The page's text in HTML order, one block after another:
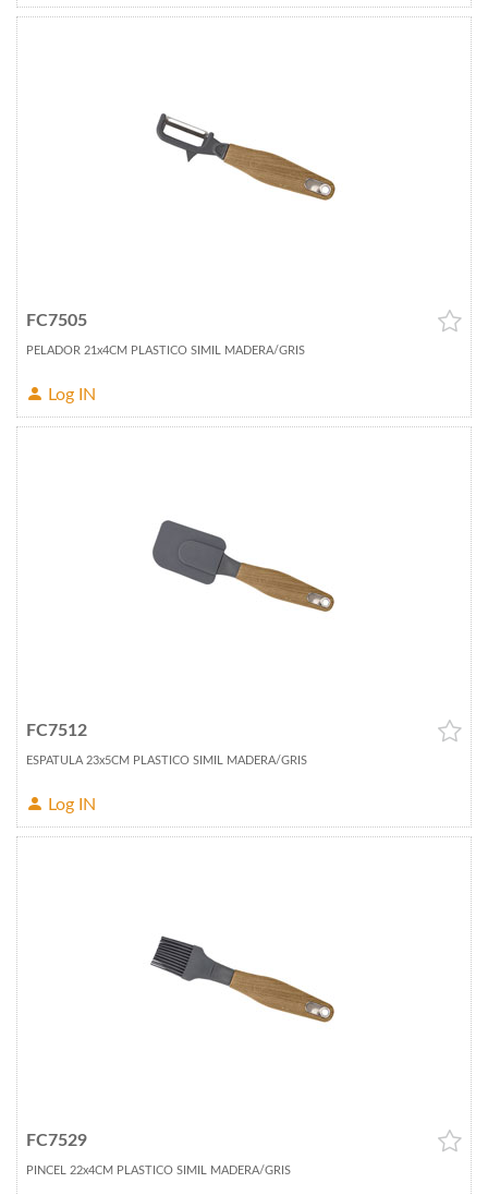
FC7505
PELADOR 21x4CM PLASTICO SIMIL MADERA/GRIS
Log IN
FC7512
ESPATULA 23x5CM PLASTICO SIMIL MADERA/GRIS
Log IN
FC7529
PINCEL 22x4CM PLASTICO SIMIL MADERA/GRIS